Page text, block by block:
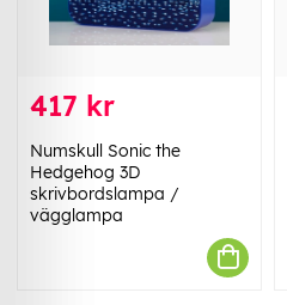
417 kr
Numskull Sonic the
Hedgehog 3D
skrivbordslampa /
vägglampa